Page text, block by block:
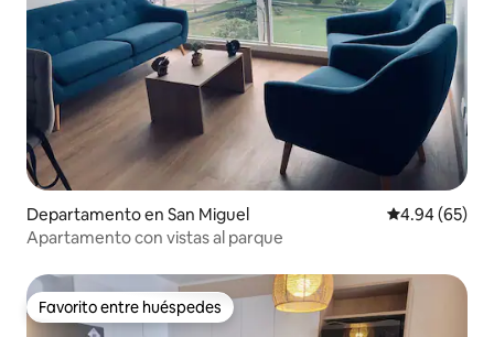
Departamento en San Miguel Calificación
4.94 (65)
Apartamento con vistas al parque
Favorito entre huéspedes
Favorito entre huéspedes